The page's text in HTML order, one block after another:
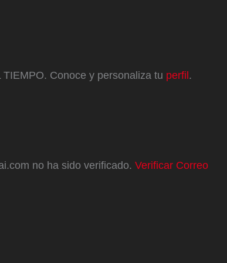
Conoce y personaliza tu perfil.
no ha sido verificado. Verificar Correo